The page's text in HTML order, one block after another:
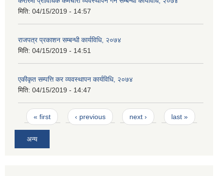
मिति: 04/15/2019 - 14:57
राजपत्र प्रकाशन सम्बन्धी कार्यविधि, २०७४
मिति: 04/15/2019 - 14:51
एकीकृत सम्पत्ति कर व्यवस्थापन कार्यविधि, २०७४
मिति: 04/15/2019 - 14:47
Pages
« first ‹ previous next › last »
अन्य